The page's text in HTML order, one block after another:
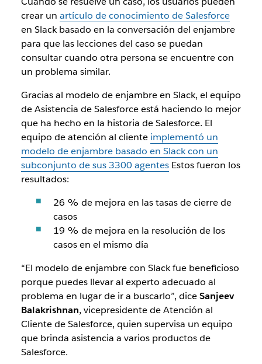
crear un artículo de conocimiento de Salesforce
en Slack basado en la conversación del enjambre
para que las lecciones del caso se puedan
consultar cuando otra persona se encuentre con
un problema similar.
Gracias al modelo de enjambre en Slack, el equipo
de Asistencia de Salesforce está haciendo lo mejor
que ha hecho en la historia de Salesforce. El
equipo de atención al cliente implementó un
modelo de enjambre basado en Slack con un
subconjunto de sus 3300 agentesEstos fueron los
resultados:
26 % de mejora en las tasas de cierre de
casos
19 % de mejora en la resolución de los
casos en el mismo día
“El modelo de enjambre con Slack fue beneficioso
porque puedes llevar al experto adecuado al
problema en lugar de ir a buscarlo”, diceSanjeev
Balakrishnan, vicepresidente de Atención al
Cliente de Salesforce, quien supervisa un equipo
que brinda asistencia a varios productos de
Salesforce.